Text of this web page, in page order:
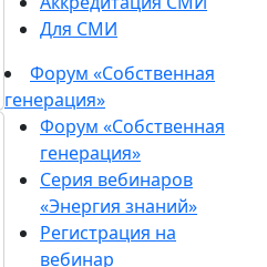
Для СМИ
Форум «Собственная
генерация»
Форум «Собственная
генерация»
Серия вебинаров
«Энергия знаний»
Регистрация на
вебинар